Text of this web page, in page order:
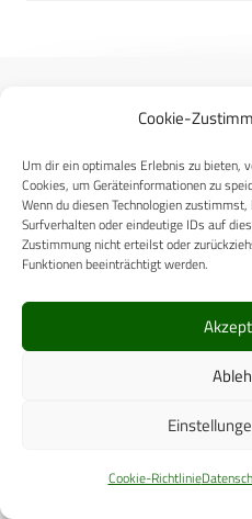
Cookie-
Um dir ein optimales Erlebnis zu bieten,
Cookies, um Geräteinformationen zu
Wenn du diesen Technologien
Surfverhalten oder eindeutige IDs auf
Zustimmung nicht erteilst oder
Funktionen beeinträchtigt werden.
Cookie-Richtlinie
Carl-Zeiss-Straße 5
53340 Meckenheim
Telefon: +49 (0)2225 / 88
digital@cpm-verlag.de
ÜBER UNS